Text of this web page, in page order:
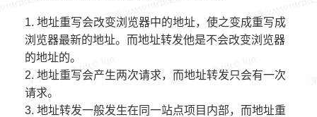
1. 地址重写会改变浏览器中的地址，使之变成重写成
浏览器最新的地址。而地址转发他是不会改变浏览器
的地址的。
2. 地址重写会产生两次请求，而地址转发只会有一次
请求。
3. 地址转发一般发生在同一站点项目内部，而地址重